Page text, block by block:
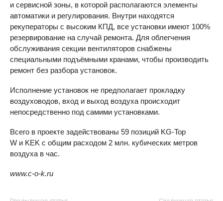
и сервисной зоны, в которой располагаются элементы
автоматики и регулирования. Внутри находятся
рекуператоры с высоким КПД, все установки имеют 100%
резервирование на случай ремонта. Для облегчения
обслуживания секции вентиляторов снабжены
специальными подъёмными кранами, чтобы производить
ремонт без разбора установок.
Исполнение установок не предполагает прокладку
воздуховодов, вход и выход воздуха происходит
непосредственно под самими установками.
Всего в проекте задействованы 59 позиций KG-Top
W и KEK c общим расходом 2 млн. кубических метров
воздуха в час.
www.c-o-k.ru